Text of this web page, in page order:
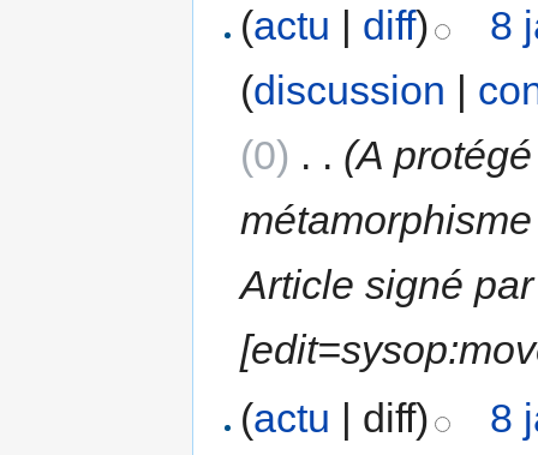
(actu | diff)
8
(discussion |
(0) . . (A
Article signé
(actu | diff)
8